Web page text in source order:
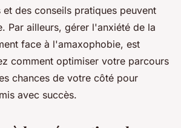
des conseils pratiques peuvent
Par ailleurs, gérer l'anxiété de la
face à l'amaxophobie, est
comment optimiser votre parcours
chances de votre côté pour
avec succès.